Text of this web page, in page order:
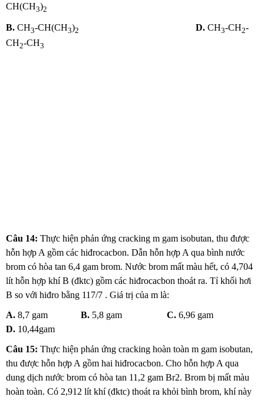
CH(CH3)2
B. CH3-CH(CH3)2 D. CH3-CH2-
CH2-CH3
Câu 14: Thực hiện phản ứng cracking m gam isobutan, thu được
hỗn hợp A gồm các hiđrocacbon. Dẫn hỗn hợp A qua bình nước
brom có hòa tan 6,4 gam brom. Nước brom mất màu hết, có 4,704
lít hỗn hợp khí B (đktc) gồm các hiđrocacbon thoát ra. Tỉ khối hơi
B so với hiđro bằng 117/7 . Giá trị của m là:
A. 8,7 gam B. 5,8 gam C. 6,96 gam
D. 10,44gam
Câu 15: Thực hiện phản ứng cracking hoàn toàn m gam isobutan,
thu được hỗn hợp A gồm hai hiđrocacbon. Cho hỗn hợp A qua
dung dịch nước brom có hòa tan 11,2 gam Br2. Brom bị mất màu
hoàn toàn. Có 2,912 lít khí (đktc) thoát ra khỏi bình brom, khí này